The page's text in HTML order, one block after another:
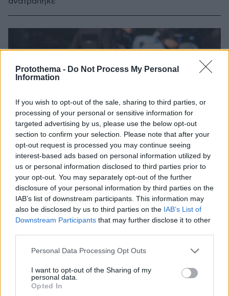
Protothema - Do Not Process My Personal
Information
If you wish to opt-out of the sale, sharing to third parties, or
processing of your personal or sensitive information for
targeted advertising by us, please use the below opt-out
section to confirm your selection. Please note that after your
opt-out request is processed you may continue seeing
interest-based ads based on personal information utilized by
us or personal information disclosed to third parties prior to
your opt-out. You may separately opt-out of the further
disclosure of your personal information by third parties on the
IAB’s list of downstream participants. This information may
also be disclosed by us to third parties on the IAB’s List of
Downstream Participants that may further disclose it to other
Please note that this website/app uses one or more Google
not limited to your visit or usage behaviour. You may click to
grant or deny consent to Google and its third-party tags to
use your data for below specified purposes in below Google
Personal Data Processing Opt Outs
I want to opt-out of the Sharing of my
personal data.
Opted In
κλιματιστικά και πλυντήρια σε περιοχή της Ασπροβάλτας
Ο 57χρονος πετούσε παλιές οικιακές συσκευές και
09.01.2026, 11:23 2